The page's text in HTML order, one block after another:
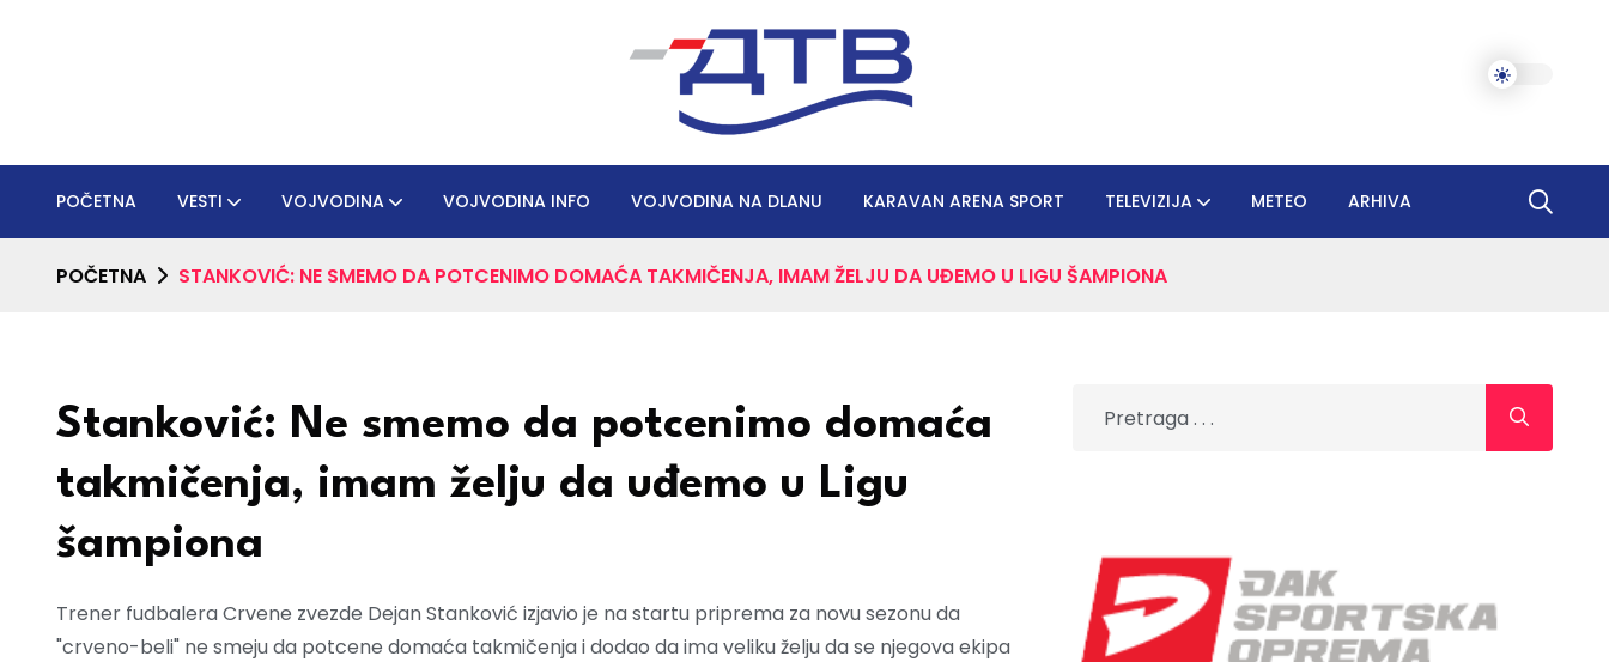
POČETNA VESTI VOJVODINA VOJVODINA INFO VOJVODINA NA DLANU KARAVAN ARENA SPORT TELEVIZIJA METEO ARHIVA
POČETNA STANKOVIĆ: NE SMEMO DA POTCENIMO DOMAĆA TAKMIČENJA, IMAM ŽELJU DA UĐEMO U LIGU ŠAMPIONA
Stanković: Ne smemo da potcenimo domaća
takmičenja, imam želju da uđemo u Ligu
šampiona
Trener fudbalera Crvene zvezde Dejan Stanković izjavio je na startu priprema za novu sezonu da
"crveno-beli" ne smeju da potcene domaća takmičenja i dodao da ima veliku želju da se njegova ekipa